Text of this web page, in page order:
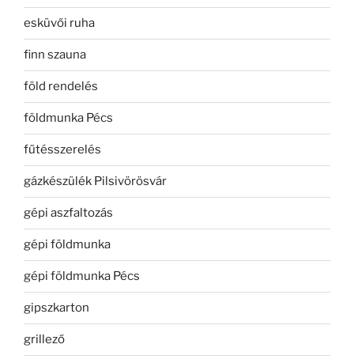
esküvői ruha
finn szauna
föld rendelés
földmunka Pécs
fűtésszerelés
gázkészülék Pilsivörösvár
gépi aszfaltozás
gépi földmunka
gépi földmunka Pécs
gipszkarton
grillező